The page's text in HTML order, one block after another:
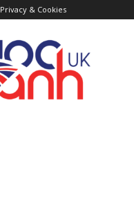
Privacy & Cookies
Trang
Tin
Tức
Nước
Anh